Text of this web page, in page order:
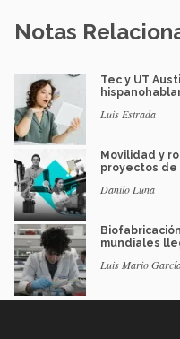
Notas
Tec y UT
Luis Estrada
Movilidad y
proyectos de
Danilo Luna
mundiales
Luis Mario